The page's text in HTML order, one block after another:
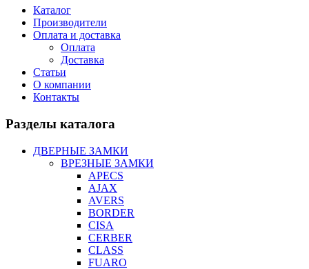
Каталог
Производители
Оплата и доставка
Оплата
Доставка
Статьи
О компании
Контакты
Разделы каталога
ДВЕРНЫЕ ЗАМКИ
ВРЕЗНЫЕ ЗАМКИ
APECS
AJAX
AVERS
BORDER
CISA
CERBER
CLASS
FUARO